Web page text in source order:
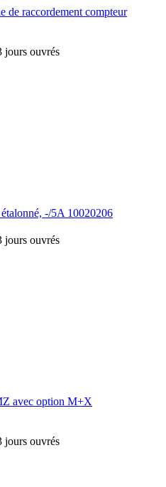
raccordement compteur
jours ouvrés
-/5A 10020206
jours ouvrés
avec option M+X
jours ouvrés